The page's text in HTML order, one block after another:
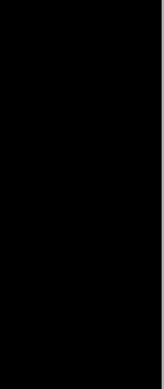
detrás
Park
escenas
con
las
clásico
debatir